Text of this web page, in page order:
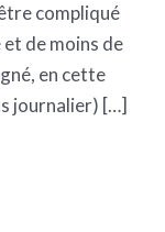
compliqué
de moins de
en cette
journalier) […]